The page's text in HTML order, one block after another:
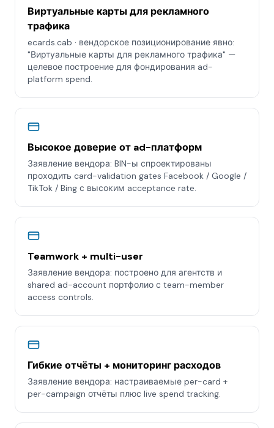
Виртуальные карты для рекламного
трафика
ecards.cab · вендорское позиционирование явно:
"Виртуальные карты для рекламного трафика" —
целевое построение для фондирования ad-
platform spend.
Высокое доверие от ad-платформ
Заявление вендора: BIN-ы спроектированы
проходить card-validation gates Facebook / Google /
TikTok / Bing с высоким acceptance rate.
Teamwork + multi-user
Заявление вендора: построено для агентств и
shared ad-account портфолио с team-member
access controls.
Гибкие отчёты + мониторинг расходов
Заявление вендора: настраиваемые per-card +
per-campaign отчёты плюс live spend tracking.